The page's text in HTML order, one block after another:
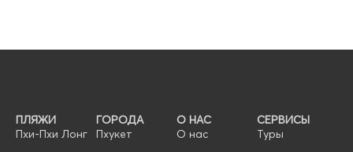
ПЛЯЖИ
Пхи-Пхи Лонг
ГОРОДА
Пхукет
О НАС
О нас
СЕРВИСЫ
Туры